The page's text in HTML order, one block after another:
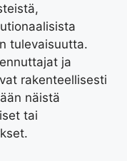
tulevaisuutta.
ja
rakenteellisesti
näistä
tai